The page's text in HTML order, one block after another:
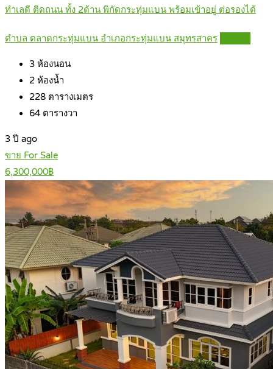
ทำเลดี ติดถนน ทั้ง 2ด้าน พิกัดกระทุ่มแบน พร้อมเข้าอยู่ ต่อรองได้
ตำบล ตลาดกระทุ่มแบน อำเภอกระทุ่มแบน สมุทรสาคร
3 ห้องนอน
2 ห้องน้ำ
228 ตารางเมตร
64 ตารางวา
3 ปี ago
ขาย For Sale
6,300,000฿